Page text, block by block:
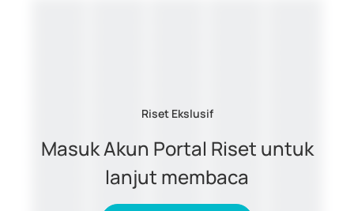
Riset Ekslusif
Masuk Akun Portal Riset untuk
lanjut membaca